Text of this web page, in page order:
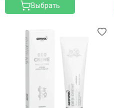
Выбрать